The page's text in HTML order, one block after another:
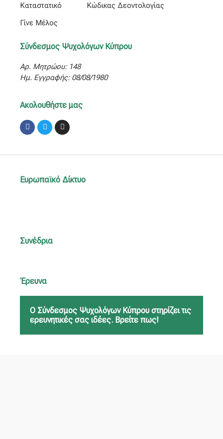
Καταστατικό
Κώδικας Δεοντολογίας
Γίνε Μέλος
Σύνδεσμος Ψυχολόγων Κύπρου
Αρ. Μητρώου: 148
Ημ. Εγγραφής: 08/08/1980
Ακολουθήστε μας
Facebook
TwitterInstagram
Ευρωπαϊκό Δίκτυο
Συνέδρια
Έρευνα
Ο Σύνδεσμος Ψυχολόγων Κύπρου στηρίζει τις
ερευνητικές σας ιδέες. Βρείτε πως!